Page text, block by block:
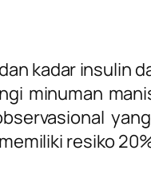
kadar insulin
minuman
resiko